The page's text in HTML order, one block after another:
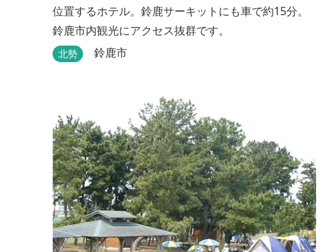
位置するホテル。鈴鹿サーキットにも車で約15分。
鈴鹿市内観光にアクセス抜群です。
北勢 鈴鹿市